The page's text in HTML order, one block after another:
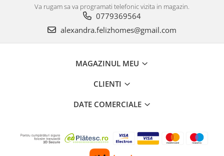
Va rugam sa va programati telefonic vizita in magazin.
0779369564
alexandra.felizhomes@gmail.com
MAGAZINUL MEU
CLIENTI
DATE COMERCIALE